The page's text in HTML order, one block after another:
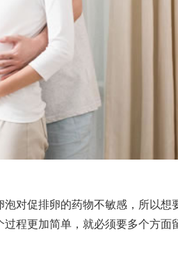
对促排卵的药物不敏感，所以想
程更加简单，就必须要多个方面